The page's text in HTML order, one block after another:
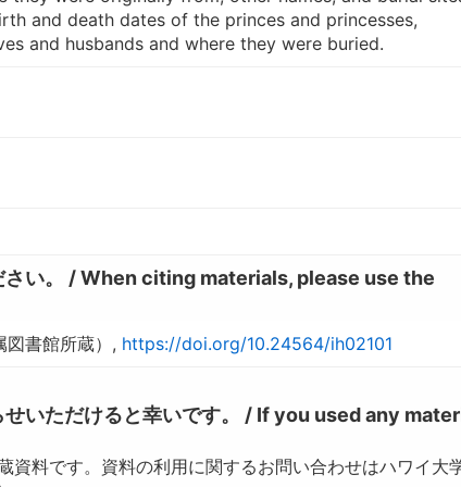
and death dates of the princes and princesses,
and husbands and where they were buried.
さい。 / When citing materials, please use the
図書館所蔵）, https://doi.org/10.24564/ih02101
せいただけると幸いです。 / If you used any
資料です。資料の利用に関するお問い合わせはハワイ大